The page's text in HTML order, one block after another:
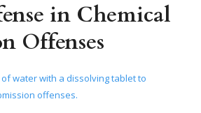
in Chemical
Offenses